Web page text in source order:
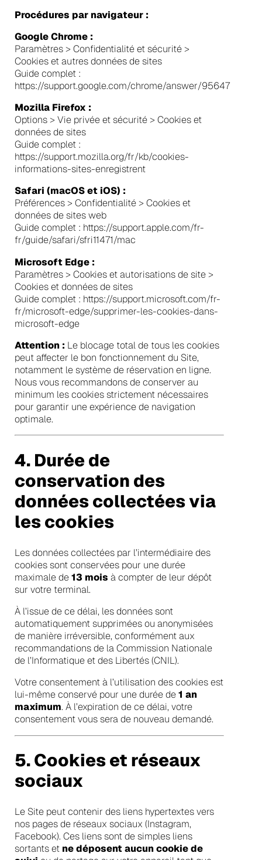
Procédures par navigateur :
Google Chrome :
Paramètres > Confidentialité et sécurité >
Cookies et autres données de sites
Guide complet :
https://support.google.com/chrome/answer/95647
Mozilla Firefox :
Options > Vie privée et sécurité > Cookies et
données de sites
Guide complet :
https://support.mozilla.org/fr/kb/cookies-
informations-sites-enregistrent
Safari (macOS et iOS) :
Préférences > Confidentialité > Cookies et
données de sites web
Guide complet : https://support.apple.com/fr-
fr/guide/safari/sfri11471/mac
Microsoft Edge :
Paramètres > Cookies et autorisations de site >
Cookies et données de sites
Guide complet : https://support.microsoft.com/fr-
fr/microsoft-edge/supprimer-les-cookies-dans-
microsoft-edge
Attention : Le blocage total de tous les cookies
peut affecter le bon fonctionnement du Site,
notamment le système de réservation en ligne.
Nous vous recommandons de conserver au
minimum les cookies strictement nécessaires
pour garantir une expérience de navigation
optimale.
4. Durée de
conservation des
données collectées via
les cookies
Les données collectées par l’intermédiaire des
cookies sont conservées pour une durée
maximale de13 mois à compter de leur dépôt
sur votre terminal.
À l’issue de ce délai, les données sont
automatiquement supprimées ou anonymisées
de manière irréversible, conformément aux
recommandations de la Commission Nationale
de l’Informatique et des Libertés (CNIL).
Votre consentement à l’utilisation des cookies est
lui-même conservé pour une durée de1 an
maximum. À l’expiration de ce délai, votre
consentement vous sera de nouveau demandé.
5. Cookies et réseaux
sociaux
Le Site peut contenir des liens hypertextes vers
nos pages de réseaux sociaux (Instagram,
Facebook). Ces liens sont de simples liens
sortants et ne déposent aucun cookie de